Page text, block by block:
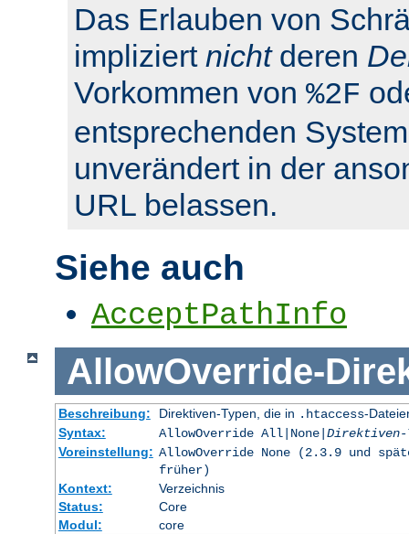
Das Erlauben von
impliziert nichtderen
Vorkommen von %2F
entsprechenden
unverändert in der
URL belassen.
Siehe auch
AcceptPathInfo
AllowOverride-
Beschreibung: Direktiven-Typen, die in .htaccess-
Syntax:
AllowOverride All|None| Direktiven-
Voreinstellung: AllowOverride None (2.3.9 und
früher)
Kontext:
Verzeichnis
Status:
Core
Modul:
core